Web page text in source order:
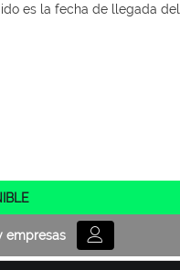
es la fecha de llegada del
empresas